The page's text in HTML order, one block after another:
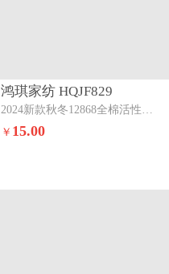
鸿琪家纺 HQJF829
￥ 15.00